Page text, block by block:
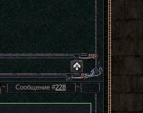
Сообщение #228